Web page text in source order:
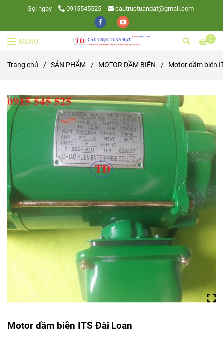
Gọi ngay 0915545525 cautructuandat@gmail.com
0
MENU
Trang chủ / SẢN PHẨM / MOTOR DẦM BIÊN / Motor dầm biên
Motor dầm biên ITS Đài Loan